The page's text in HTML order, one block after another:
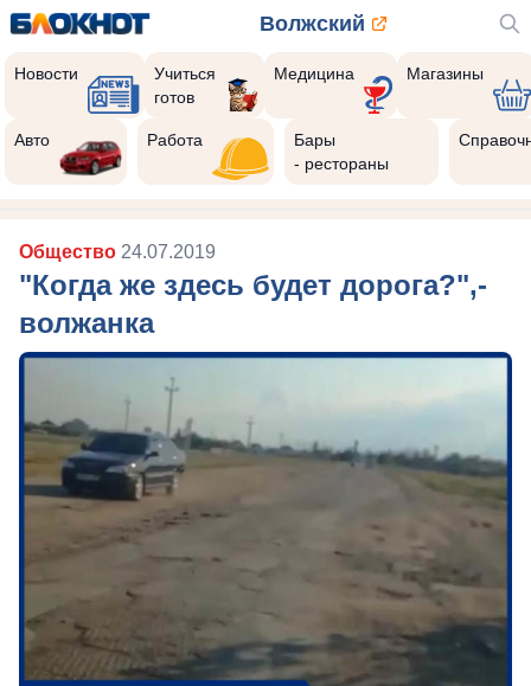
Волжский
Новости
Учиться
готов
Медицина Магазины
Авто Работа
Бары
- рестораны
Общество 24.07.2019
"Когда же здесь будет дорога?",-
волжанка